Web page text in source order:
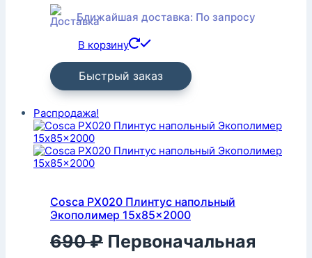
Ближайшая доставка: По запросу
В корзину
Быстрый заказ
Распродажа!
Cosca PX020 Плинтус напольный
Экополимер 15x85x2000
690₽ Первоначальная